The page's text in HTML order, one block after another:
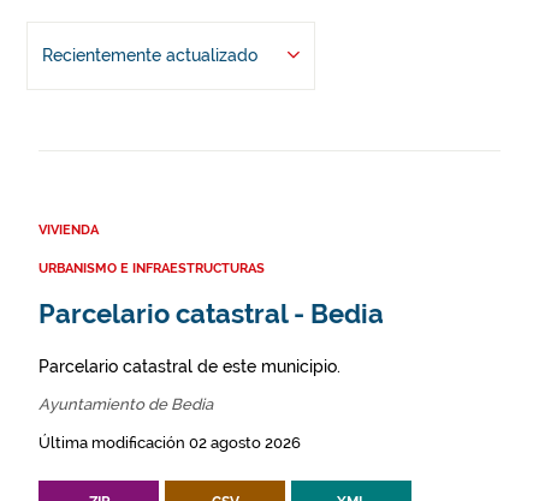
Recientemente actualizado
VIVIENDA
URBANISMO E INFRAESTRUCTURAS
Parcelario catastral - Bedia
Parcelario catastral de este municipio.
Ayuntamiento de Bedia
Última modificación 02 agosto 2026